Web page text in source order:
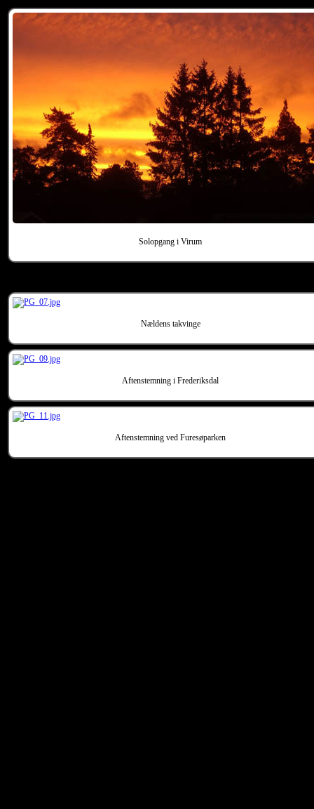
Solopgang i Virum
Nældens takvinge
Aftenstemning i Frederiksdal
Aftenstemning ved Furesøparken